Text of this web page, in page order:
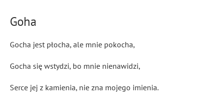
Goha
Gocha jest płocha, ale mnie pokocha,
Gocha się wstydzi, bo mnie nienawidzi,
Serce jej z kamienia, nie zna mojego imienia.